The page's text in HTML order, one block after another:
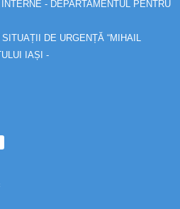
- DEPARTAMENTUL PENTRU
SITUAȚII DE URGENȚĂ “MIHAIL
IAȘI -